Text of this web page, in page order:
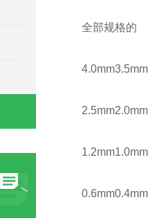
全部规格的
0.6mm0.4mm